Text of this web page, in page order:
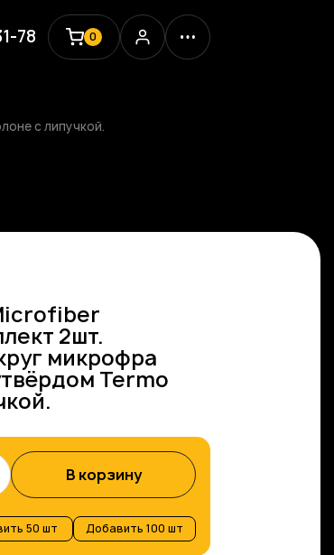
78 0
с липучкой.
2шт.
микрофра
Termo
В корзину
50 шт Добавить 100 шт